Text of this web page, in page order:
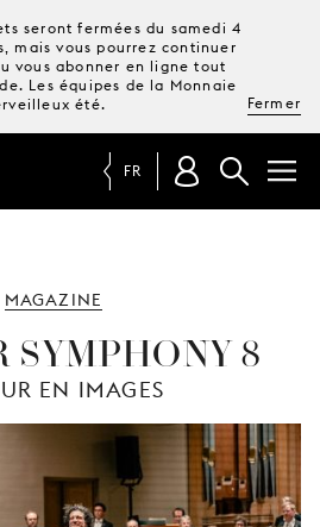
seront fermées du samedi 4
mais vous pourrez continuer
vous abonner en ligne tout
Les équipes de la Monnaie
été.
Fermer
TICKETS &
VOTRE
VISITE
FR
MAGAZINE
8
EN IMAGES